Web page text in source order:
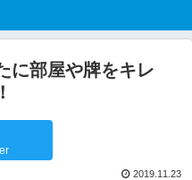
に部屋や牌をキレ
2019.11.23